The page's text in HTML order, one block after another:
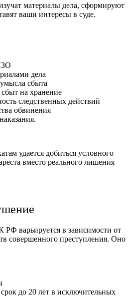
материалы дела, сформируют
ваши интересы в суде.
дела
сбыта
на хранение
следственных действий
обвинения
удается добиться условного
вместо реального лишения
РФ варьируется в зависимости от
совершенного преступления. Оно
до 20 лет в исключительных